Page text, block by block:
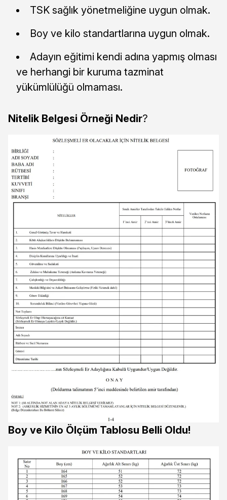
TSK sağlık yönetmeliğine uygun olmak.
Boy ve kilo standartlarına uygun olmak.
Adayın eğitimi kendi adına yapmış olması
ve herhangi bir kuruma tazminat
yükümlülüğü olmaması.
Nitelik Belgesi Örneği Nedir?
Boy ve Kilo Ölçüm Tablosu Belli Oldu!